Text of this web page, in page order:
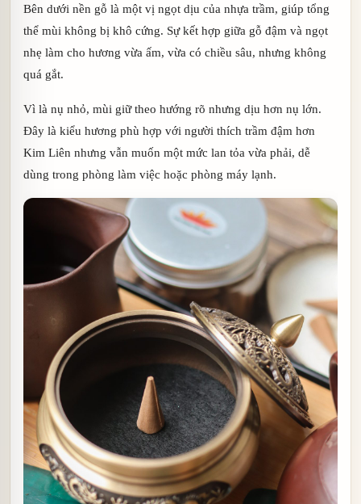
Bên dưới nền gỗ là một vị ngọt dịu của nhựa trầm, giúp tổng
thể mùi không bị khô cứng. Sự kết hợp giữa gỗ đậm và ngọt
nhẹ làm cho hương vừa ấm, vừa có chiều sâu, nhưng không
quá gắt.
Vì là nụ nhỏ, mùi giữ theo hướng rõ nhưng dịu hơn nụ lớn.
Đây là kiểu hương phù hợp với người thích trầm đậm hơn
Kim Liên nhưng vẫn muốn một mức lan tỏa vừa phải, dễ
dùng trong phòng làm việc hoặc phòng máy lạnh.